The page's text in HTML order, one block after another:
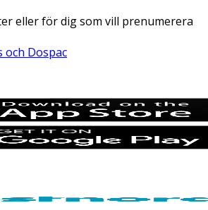
eller för dig som vill prenumerera
och Dospac